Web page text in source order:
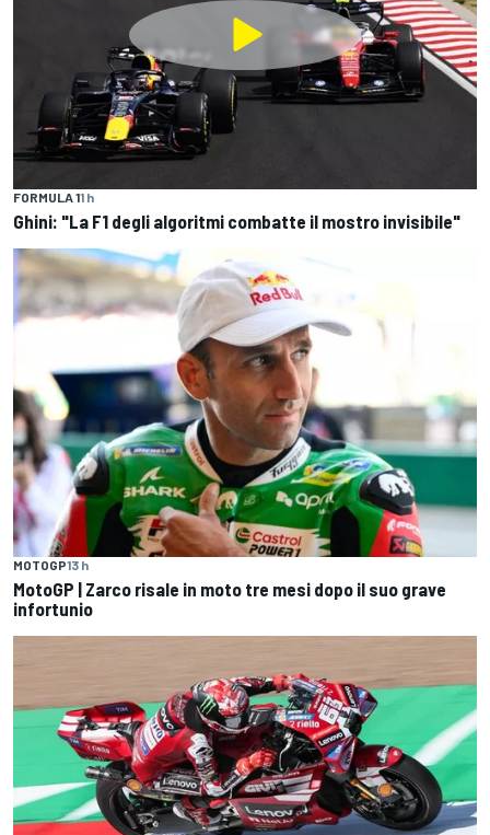
FORMULA 11 h
Ghini: "La F1 degli algoritmi combatte il mostro invisibile"
MOTOGP13 h
MotoGP | Zarco risale in moto tre mesi dopo il suo grave
infortunio